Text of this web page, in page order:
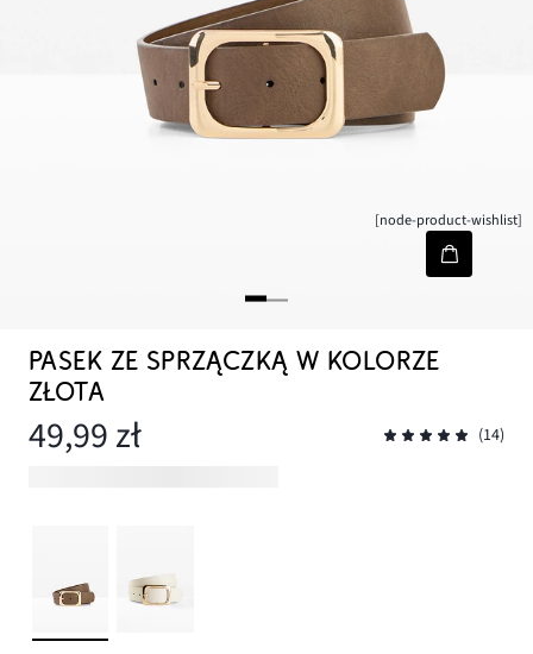
[node-product-wishlist]
PASEK ZE SPRZĄCZKĄ W KOLORZE
ZŁOTA
49,99 zł (14)